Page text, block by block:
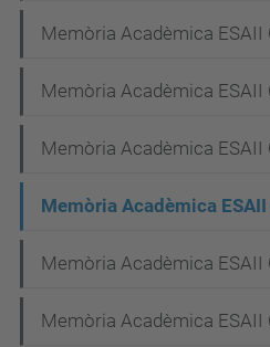
g
a
i
ó
Memòria Acadèmica ESAII
Memòria Acadèmica ESAII
Memòria Acadèmica ESAII
Memòria Acadèmica
Memòria Acadèmica ESAII
Memòria Acadèmica ESAII